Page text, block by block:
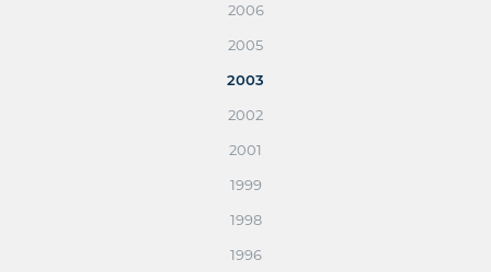
2006
2005
2003
2002
2001
1999
1998
1996